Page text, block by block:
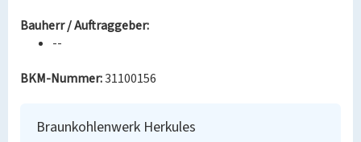
Bauherr / Auftraggeber:
--
BKM-Nummer:31100156
Braunkohlenwerk Herkules